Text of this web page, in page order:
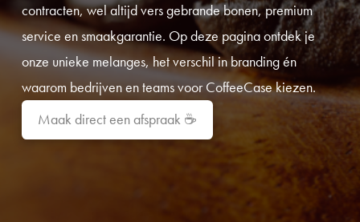
contracten, wel altijd vers gebrande bonen, premium
service en smaakgarantie. Op deze pagina ontdek je
onze unieke melanges, het verschil in branding én
waarom bedrijven en teams voor CoffeeCase kiezen.
Maak direct een afspraak ☕